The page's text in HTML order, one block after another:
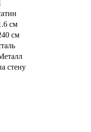
см
см
стену